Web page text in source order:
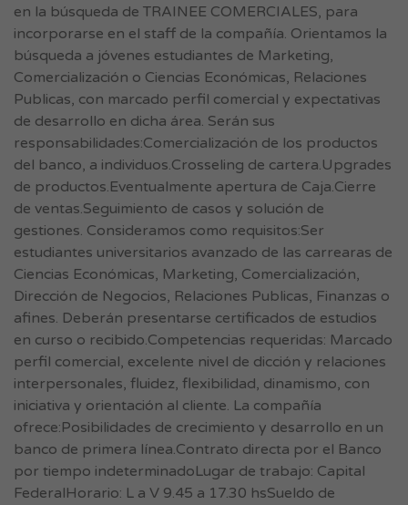
en la búsqueda de TRAINEE COMERCIALES, para
incorporarse en el staff de la compañía. Orientamos la
búsqueda a jóvenes estudiantes de Marketing,
Comercialización o Ciencias Económicas, Relaciones
Publicas, con marcado perfil comercial y expectativas
de desarrollo en dicha área. Serán sus
responsabilidades:Comercialización de los productos
del banco, a individuos.Crosseling de cartera.Upgrades
de productos.Eventualmente apertura de Caja.Cierre
de ventas.Seguimiento de casos y solución de
gestiones. Consideramos como requisitos:Ser
estudiantes universitarios avanzado de las carrearas de
Ciencias Económicas, Marketing, Comercialización,
Dirección de Negocios, Relaciones Publicas, Finanzas o
afines. Deberán presentarse certificados de estudios
en curso o recibido.Competencias requeridas: Marcado
perfil comercial, excelente nivel de dicción y relaciones
interpersonales, fluidez, flexibilidad, dinamismo, con
iniciativa y orientación al cliente. La compañía
ofrece:Posibilidades de crecimiento y desarrollo en un
banco de primera línea.Contrato directa por el Banco
por tiempo indeterminadoLugar de trabajo: Capital
FederalHorario: L a V 9.45 a 17.30 hsSueldo de